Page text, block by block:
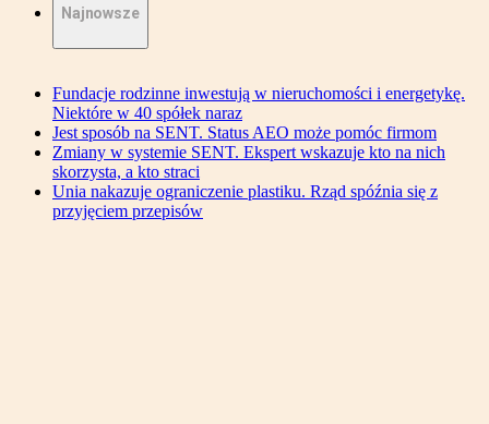
Najnowsze
Fundacje rodzinne inwestują w nieruchomości i energetykę.
Niektóre w 40 spółek naraz
Jest sposób na SENT. Status AEO może pomóc firmom
Zmiany w systemie SENT. Ekspert wskazuje kto na nich
skorzysta, a kto straci
Unia nakazuje ograniczenie plastiku. Rząd spóźnia się z
przyjęciem przepisów